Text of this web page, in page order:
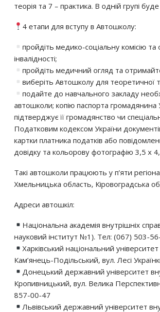
теорія та 7 – практика. В одній групі
4 етапи для вступу в Автошколу:
пройдіть медико-соціальну комісію
інвалідності;
пройдіть медичний огляд та
виберіть Автошколу для теоретичної
подайте до навчального закладу
автошколи; копію паспорта
підтверджує її громадянство чи
Податковим кодексом України
картки платника податків або
довідку та кольорову фотографію 3,5 х
Такі автошколи працюють у п’яти
Хмельницька область, Кіровоградська
Адреси автошкіл:
Національна академія внутрішніх
науковий інститут №1). Тел: (067) 503-
Харківський національний
Кам’янець-Подільський, вул. Лесі
Донецький державний університет
Кропивницький, вул. Велика
857-00-47
Львівський державний університет